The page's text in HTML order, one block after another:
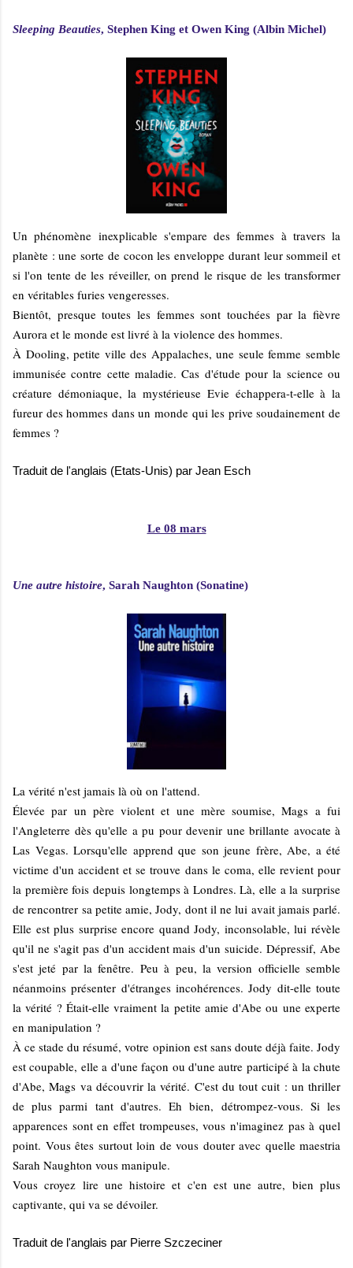
Sleeping Beauties, Stephen King et Owen King (Albin Michel)
Un phénomène inexplicable s'empare des femmes à travers la
planète : une sorte de cocon les enveloppe durant leur sommeil et
si l'on tente de les réveiller, on prend le risque de les transformer
en véritables furies vengeresses.
Bientôt, presque toutes les femmes sont touchées par la fièvre
Aurora et le monde est livré à la violence des hommes.
À Dooling, petite ville des Appalaches, une seule femme semble
immunisée contre cette maladie. Cas d'étude pour la science ou
créature démoniaque, la mystérieuse Evie échappera-t-elle à la
fureur des hommes dans un monde qui les prive soudainement de
femmes ?
Traduit de l'anglais (Etats-Unis) par Jean Esch
Le 08 mars
Une autre histoire, Sarah Naughton (Sonatine)
La vérité n'est jamais là où on l'attend.
Élevée par un père violent et une mère soumise, Mags a fui
l'Angleterre dès qu'elle a pu pour devenir une brillante avocate à
Las Vegas. Lorsqu'elle apprend que son jeune frère, Abe, a été
victime d'un accident et se trouve dans le coma, elle revient pour
la première fois depuis longtemps à Londres. Là, elle a la surprise
de rencontrer sa petite amie, Jody, dont il ne lui avait jamais parlé.
Elle est plus surprise encore quand Jody, inconsolable, lui révèle
qu'il ne s'agit pas d'un accident mais d'un suicide. Dépressif, Abe
s'est jeté par la fenêtre. Peu à peu, la version officielle semble
néanmoins présenter d'étranges incohérences. Jody dit-elle toute
la vérité ? Était-elle vraiment la petite amie d'Abe ou une experte
en manipulation ?
À ce stade du résumé, votre opinion est sans doute déjà faite. Jody
est coupable, elle a d'une façon ou d'une autre participé à la chute
d'Abe, Mags va découvrir la vérité. C'est du tout cuit : un thriller
de plus parmi tant d'autres. Eh bien, détrompez-vous. Si les
apparences sont en effet trompeuses, vous n'imaginez pas à quel
point. Vous êtes surtout loin de vous douter avec quelle maestria
Sarah Naughton vous manipule.
Vous croyez lire une histoire et c'en est une autre, bien plus
captivante, qui va se dévoiler.
Traduit de l'anglais par Pierre Szczeciner